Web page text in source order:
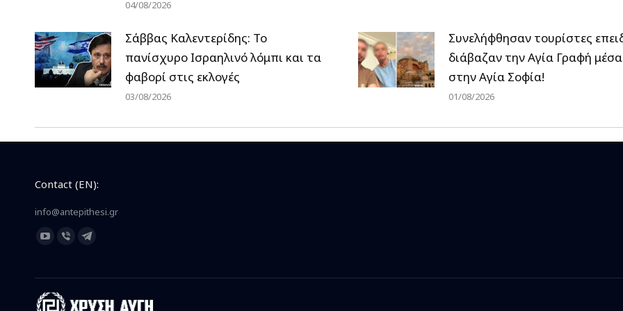
04/08/2026
Σάββας Καλεντερίδης: Το
πανίσχυρο Ισραηλινό λόμπι και τα
φαβορί στις εκλογές
03/08/2026
Συνελήφθησαν τουρίστες
διάβαζαν την Αγία Γραφή μέσα
στην Αγία Σοφία!
01/08/2026
Contact (EN):
info@antepithesi.gr
Find us on:
YouTube
opens
in
Viber
opens
in
Telegram
opens
in